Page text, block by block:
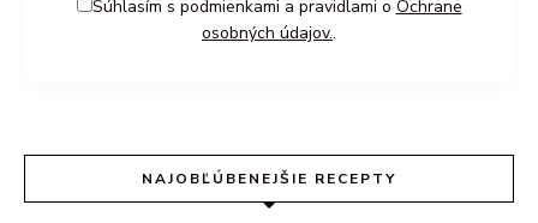
Súhlasím s podmienkami a pravidlami o Ochrane
osobných údajov..
NAJOBĽÚBENEJŠIE RECEPTY